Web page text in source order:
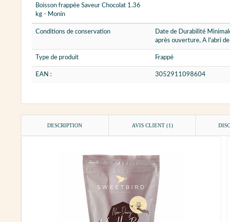
Boisson frappée Saveur Chocolat 1.36
kg - Monin
Conditions de conservation
Date de Durabilité
après ouverture, A l'abri
Type de produit Frappé
EAN : 3052911098604
DESCRIPTION AVIS CLIENT (1)